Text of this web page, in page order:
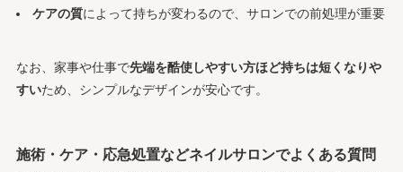
ケアの質によって持ちが変わるので、サロンでの前処理が重要
なお、家事や仕事で先端を酷使しやすい方ほど持ちは短くなりや
すいため、シンプルなデザインが安心です。
施術・ケア・応急処置などネイルサロンでよくある質問